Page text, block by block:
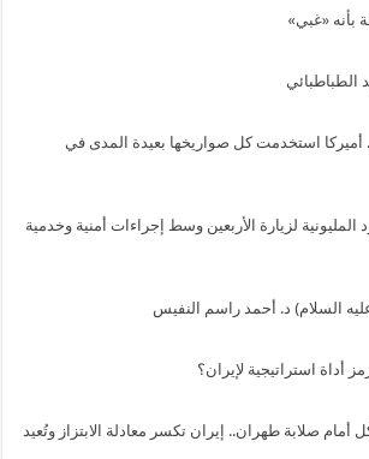
«غبي»
الطباطبائي
أميركا استخدمت كل صواريخها بعيدة المدى في
لزيارة الأربعين وسط إجراءات أمنية وخدمية
السلام) د. أحمد راسم النفيس
أداة استراتيجية لإيران؟
أمام صلابة طهران.. إيران تكسر معادلة الابتزاز وتُعيد